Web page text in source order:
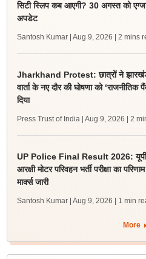
सिटी स्लिप कब आएगी? 30 अगस्त को
अपडेट
Santosh Kumar | Aug 9, 2026 | 2 mins
Jharkhand Protest: छात्रों ने
वार्ता के नए दौर की घोषणा को ‘राजनीतिक
दिया
Press Trust of India | Aug 9, 2026 | 2
UP Police Final Result 2026: यूपी
आरक्षी मोटर परिवहन भर्ती परीक्षा का
मार्क्स जारी
Santosh Kumar | Aug 9, 2026 | 1 min
More